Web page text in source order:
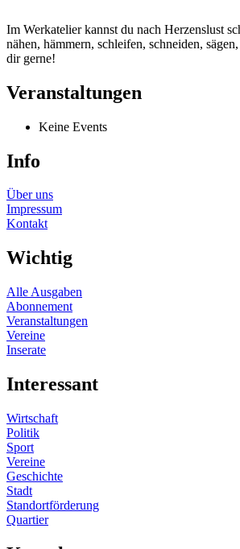
Im Werkatelier kannst du nach Herzenslust
nähen, hämmern, schleifen, schneiden,
dir gerne!
Veranstaltungen
Keine Events
Info
Über uns
Impressum
Kontakt
Wichtig
Alle Ausgaben
Abonnement
Veranstaltungen
Vereine
Inserate
Interessant
Wirtschaft
Politik
Sport
Vereine
Geschichte
Stadt
Standortförderung
Quartier